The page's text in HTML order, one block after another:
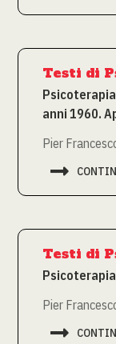
Testi di
anni 1960.
Pier

Testi di
Pier
